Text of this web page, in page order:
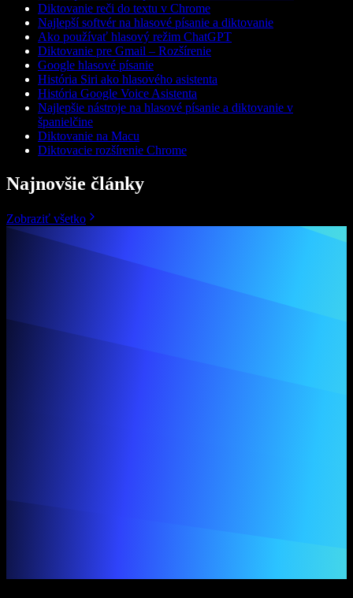
Diktovanie reči do textu v Chrome
Najlepší softvér na hlasové písanie a diktovanie
Ako používať hlasový režim ChatGPT
Diktovanie pre Gmail – Rozšírenie
Google hlasové písanie
História Siri ako hlasového asistenta
História Google Voice Asistenta
Najlepšie nástroje na hlasové písanie a diktovanie v
španielčine
Diktovanie na Macu
Diktovacie rozšírenie Chrome
Najnovšie články
Zobraziť všetko